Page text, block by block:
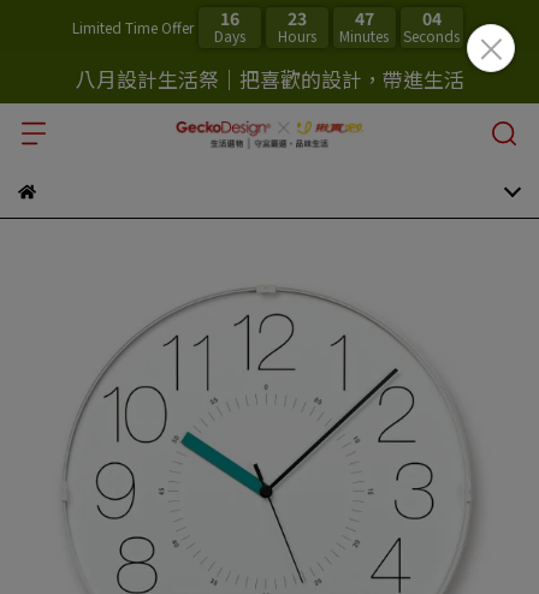
Limited Time Offer 16
Days
23
Hours
47
Minutes
03
Seconds
八月設計生活祭｜把喜歡的設計，帶進生活